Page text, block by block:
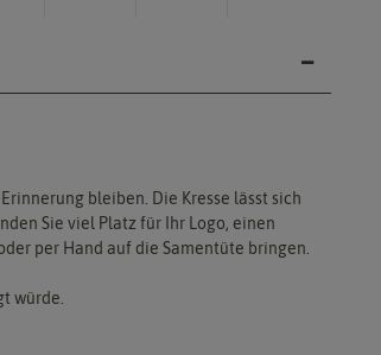
bleiben. Die Kresse lässt sich
Sie viel Platz für Ihr Logo, einen
per Hand auf die Samentüte bringen.
würde.